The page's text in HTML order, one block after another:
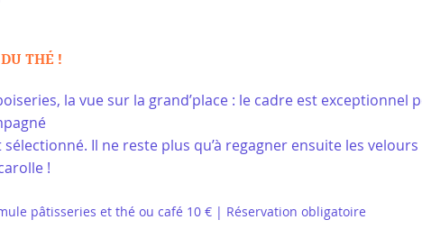
DU THÉ !
la vue sur la grand’place : le cadre est
Il ne reste plus qu’à regagner ensuite les
!
pâtisseries et thé ou café 10 € | Réservation obligatoire